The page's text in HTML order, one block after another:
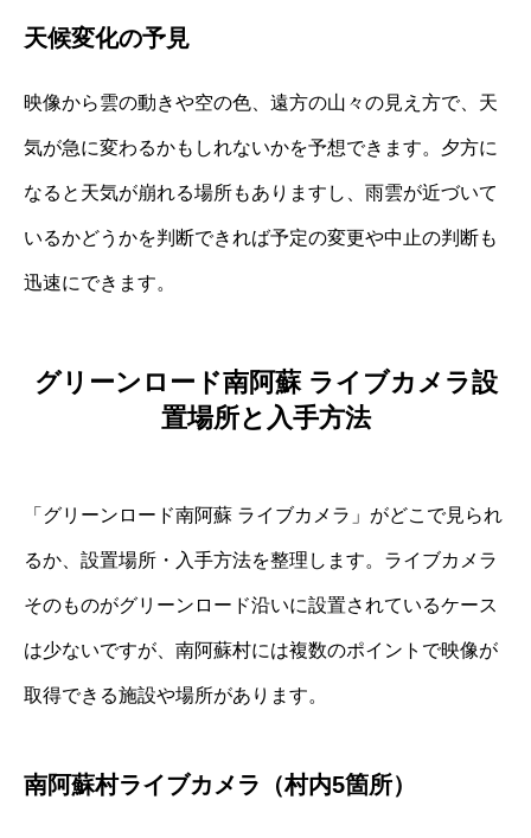
天候変化の予見
映像から雲の動きや空の色、遠方の山々の見え方で、天
気が急に変わるかもしれないかを予想できます。夕方に
なると天気が崩れる場所もありますし、雨雲が近づいて
いるかどうかを判断できれば予定の変更や中止の判断も
迅速にできます。
グリーンロード南阿蘇 ライブカメラ設
置場所と入手方法
「グリーンロード南阿蘇 ライブカメラ」がどこで見られ
るか、設置場所・入手方法を整理します。ライブカメラ
そのものがグリーンロード沿いに設置されているケース
は少ないですが、南阿蘇村には複数のポイントで映像が
取得できる施設や場所があります。
南阿蘇村ライブカメラ（村内5箇所）